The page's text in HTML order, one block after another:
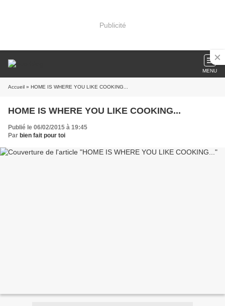
Publicité
MENU
Accueil » HOME IS WHERE YOU LIKE COOKING...
HOME IS WHERE YOU LIKE COOKING...
Publié le 06/02/2015 à 19:45
Par bien fait pour toi